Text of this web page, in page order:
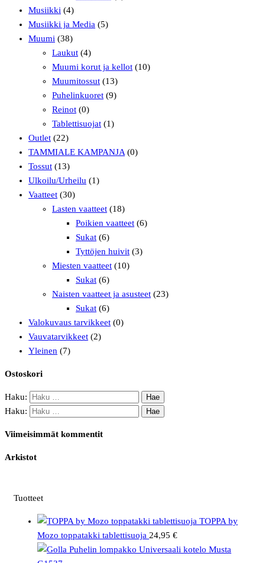
Musiikki (4)
Musiikki ja Media (5)
Muumi (38)
Laukut (4)
Muumi korut ja kellot (10)
Muumitossut (13)
Puhelinkuoret (9)
Reinot (0)
Tablettisuojat (1)
Outlet (22)
TAMMIALE KAMPANJA (0)
Tossut (13)
Ulkoilu/Urheilu (1)
Vaatteet (30)
Lasten vaatteet (18)
Poikien vaatteet (6)
Sukat (6)
Tyttöjen huivit (3)
Miesten vaatteet (10)
Sukat (6)
Naisten vaatteet ja asusteet (23)
Sukat (6)
Valokuvaus tarvikkeet (0)
Vauvatarvikkeet (2)
Yleinen (7)
Ostoskori
Haku:
Haku:
Viimeisimmät kommentit
Arkistot
Tuotteet
TOPPA by
Mozo toppatakki tablettisuoja 24,95 €